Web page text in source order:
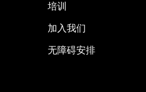
培训
加入我们
无障碍安排​